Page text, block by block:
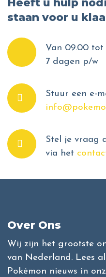
Heeft u hulp
staan voor u
Van 09.00 tot
7 dagen p/w
Stuur een e-
Stel je vraag
via het
Over Ons
Wij zijn het grootste
van Nederland. Lees
Pokémon nieuws in